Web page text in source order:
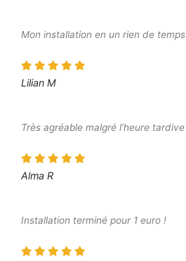
Mon installation en un rien de temps
Lilian M
Très agréable malgré l'heure tardive
Alma R
Installation terminé pour 1 euro !